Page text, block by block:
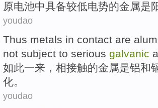
原电池中具备较低电势的金属是
youdao
Thus metals in contact are
not subject to serious galvanic
如此一来 ， 相接触的金属是铝和
化。
youdao